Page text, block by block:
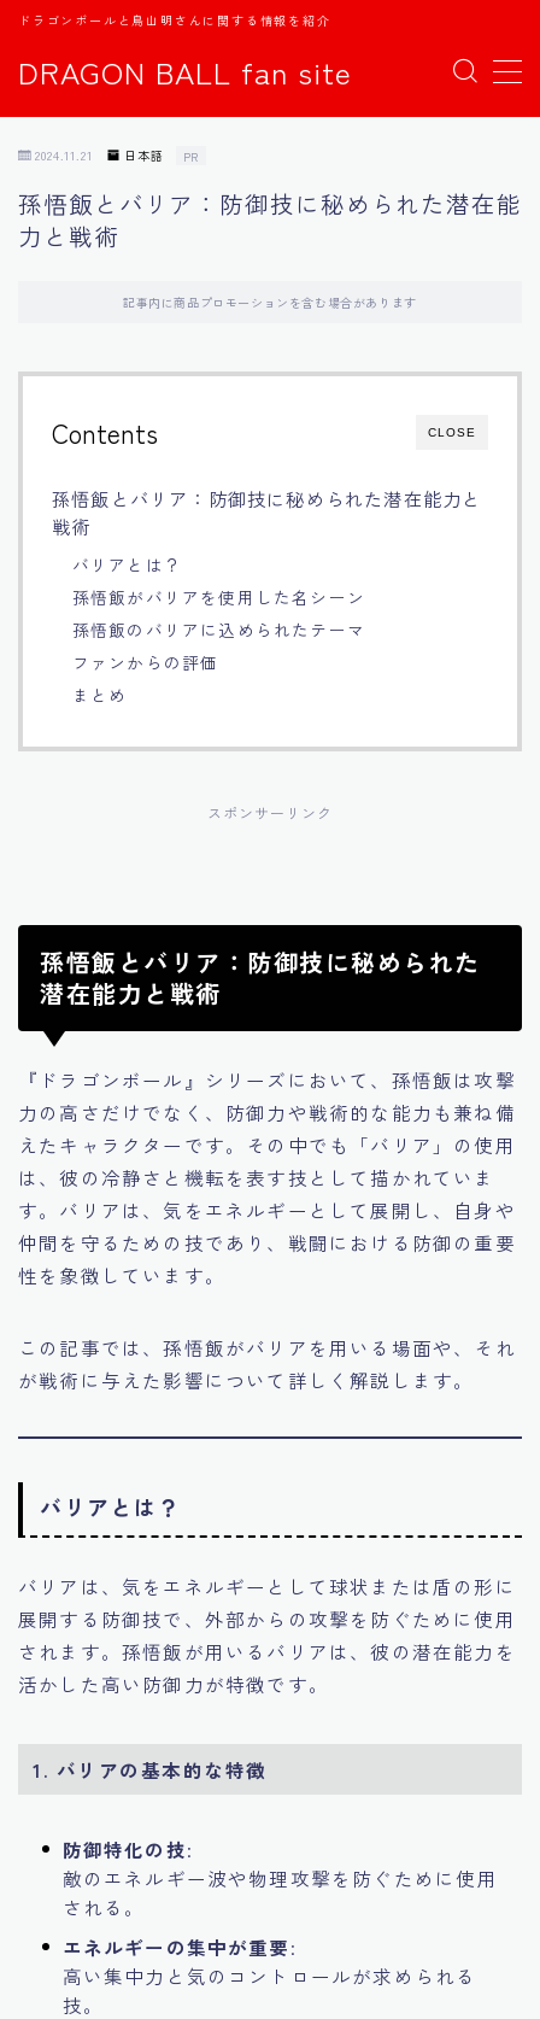
DRAGON BALL fan site
ドラゴンボールと鳥山明さんに関する情報を紹介
MENU
日本語
中文
Español
اللغة العربية
Français
Bahasa Indonesia
Português
2024.11.21 日本語 PR
孫悟飯とバリア：防御技に秘められた潜在能
力と戦術
記事内に商品プロモーションを含む場合があります
CLOSE
Contents
孫悟飯とバリア：防御技に秘められた潜在能力と
戦術
バリアとは？
孫悟飯がバリアを使用した名シーン
孫悟飯のバリアに込められたテーマ
ファンからの評価
まとめ
スポンサーリンク
孫悟飯とバリア：防御技に秘められた
潜在能力と戦術
『ドラゴンボール』シリーズにおいて、孫悟飯は攻撃
力の高さだけでなく、防御力や戦術的な能力も兼ね備
えたキャラクターです。その中でも「バリア」の使用
は、彼の冷静さと機転を表す技として描かれていま
す。バリアは、気をエネルギーとして展開し、自身や
仲間を守るための技であり、戦闘における防御の重要
性を象徴しています。
この記事では、孫悟飯がバリアを用いる場面や、それ
が戦術に与えた影響について詳しく解説します。
バリアとは？
バリアは、気をエネルギーとして球状または盾の形に
展開する防御技で、外部からの攻撃を防ぐために使用
されます。孫悟飯が用いるバリアは、彼の潜在能力を
活かした高い防御力が特徴です。
1. バリアの基本的な特徴
防御特化の技:
敵のエネルギー波や物理攻撃を防ぐために使用
される。
エネルギーの集中が重要:
高い集中力と気のコントロールが求められる
技。